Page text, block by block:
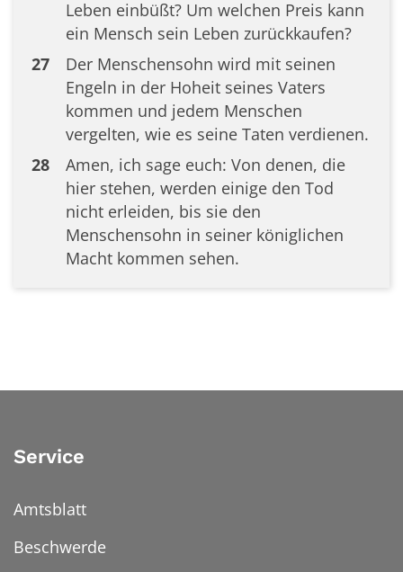
Leben einbüßt? Um welchen Preis kann
ein Mensch sein Leben zurückkaufen?
27
Der Menschensohn wird mit seinen
Engeln in der Hoheit seines Vaters
kommen und jedem Menschen
vergelten, wie es seine Taten verdienen.
28
Amen, ich sage euch: Von denen, die
hier stehen, werden einige den Tod
nicht erleiden, bis sie den
Menschensohn in seiner königlichen
Macht kommen sehen.
Service
Amtsblatt
Beschwerde